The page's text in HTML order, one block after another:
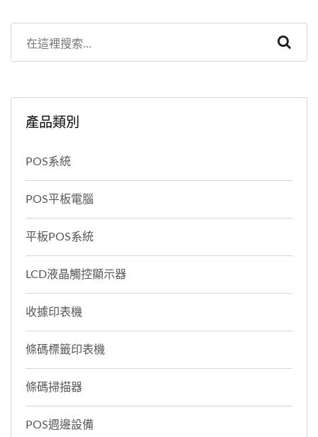
產品類別
POS系統
POS平板電腦
平板POS系統
LCD液晶觸控顯示器
收據印表機
條碼標籤印表機
條碼掃描器
POS週邊設備